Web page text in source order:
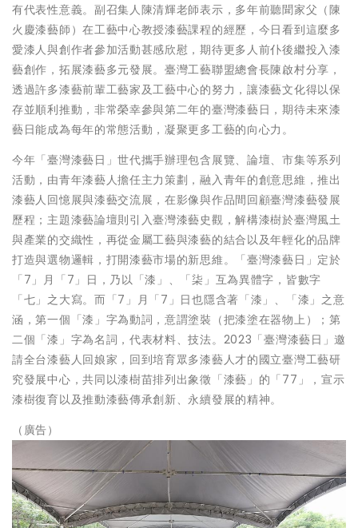
有代表性意義。副召集人陳清輝老師表示，多年前聽聞家父（陳
火慶漆藝師）在工藝中心教授漆藝課程的經歷，今日看到這麼多
愛漆人與創作者參加活動甚感欣慰，期待更多人前仆後繼投入漆
藝創作，拓展漆藝多元發展。臺灣工藝聯盟總會長陳啟村分享，
透過許多漆藝前輩工藝家及工藝中心的努力，讓漆藝文化得以保
存並順利推動，非常榮幸參與第二年的臺灣漆藝日，期待未來漆
藝日能成為每年的常態活動，凝聚更多工藝的向心力。
今年「臺灣漆藝日」世代攜手辦理包含展覽、論壇、市集等系列
活動，由青年漆藝人擔任主力策劃，融入青年的創意思維，推出
漆藝人回憶展與漆藝交流展，在影像與作品間回顧臺灣漆藝發展
歷程；主題漆藝論壇則引入臺灣漆藝史觀，解構漆樹於臺灣風土
與產業的交織性，再從金屬工藝與漆藝的結合以及年輕化的品牌
打造與選物邏輯，打開漆藝市場的新思維。「臺灣漆藝日」定於
「7」月「7」日，乃以「漆」、「柒」互為異體字，皆數字
「七」之大寫。而「7」月「7」日也隱含著「漆」、「漆」之意
涵，第一個「漆」字為動詞，意謂塗裝（把漆塗在器物上）；第
二個「漆」字為名詞，代表材料、技法。2023「臺灣漆藝日」邀
請全台漆藝人回娘家，回到培育眾多漆藝人才的國立臺灣工藝研
究發展中心，共同以漆樹苗排列出象徵「漆藝」的「77」，宣示
漆樹復育以及推動漆藝傳承創新、永續發展的精神。
（廣告）